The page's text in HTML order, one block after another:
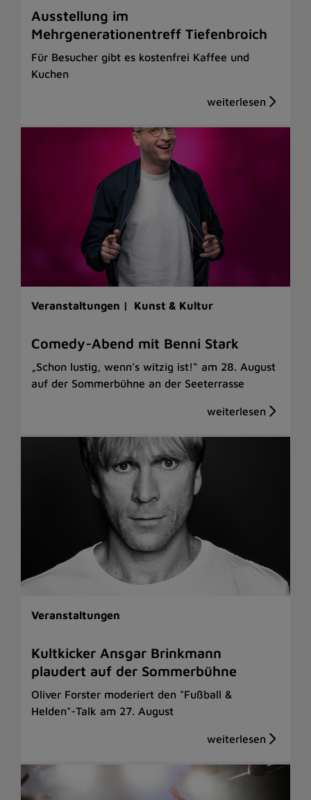
Ausstellung im
Mehrgenerationentreff Tiefenbroich
Für Besucher gibt es kostenfrei Kaffee und
Kuchen
Veranstaltungen | Kunst & Kultur
Comedy-Abend mit Benni Stark
„Schon lustig, wenn’s witzig ist!“ am 28. August
auf der Sommerbühne an der Seeterrasse
Veranstaltungen
Kultkicker Ansgar Brinkmann
plaudert auf der Sommerbühne
Oliver Forster moderiert den "Fußball &
Helden"-Talk am 27. August